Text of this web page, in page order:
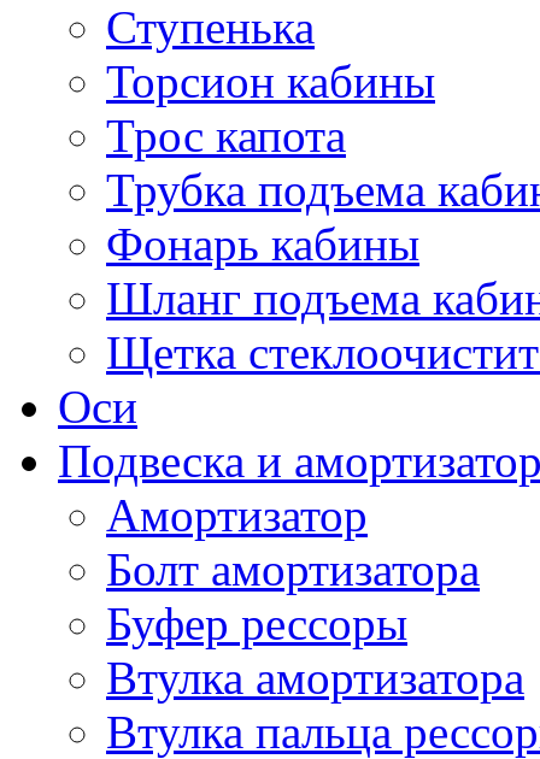
Ступенька
Торсион кабины
Трос капота
Трубка подъема
Фонарь кабины
Шланг подъема
Щетка
Оси
Подвеска и
Амортизатор
Болт амортизатора
Буфер рессоры
Втулка амортизатора
Втулка пальца